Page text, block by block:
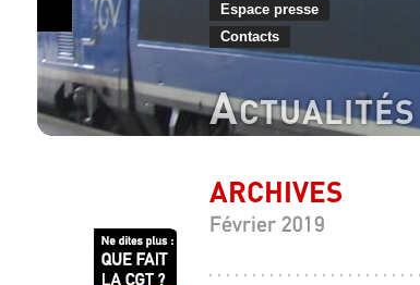
Espace presse
Contacts
ACTUALITÉS
ARCHIVES
Février 2019